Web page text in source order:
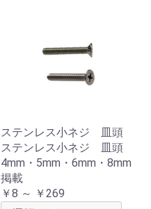
ステンレス小ネジ 皿頭
ステンレス小ネジ 皿頭
4mm・5mm・6mm・8mm
掲載
￥8 ～ ￥269